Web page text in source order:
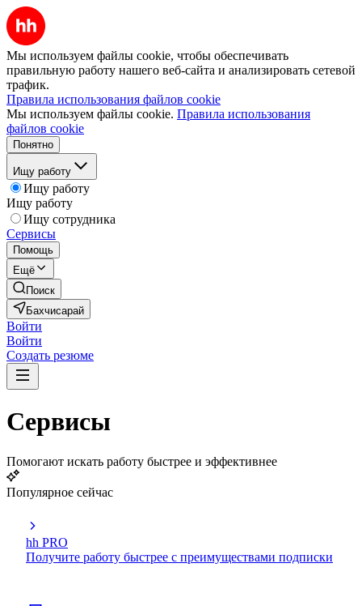
Мы используем файлы cookie, чтобы обеспечивать
правильную работу нашего веб-сайта и анализировать сетевой
трафик.
Правила использования файлов cookie
Мы используем файлы cookie. Правила использования
файлов cookie
Понятно
Ищу работу
Ищу работу
Ищу работу
Ищу сотрудника
Сервисы
Помощь
Ещё
Поиск
Бахчисарай
Войти
Войти
Создать резюме
Сервисы
Помогают искать работу быстрее и эффективнее
Популярное сейчас
hh PRO
Получите работу быстрее с преимуществами подписки